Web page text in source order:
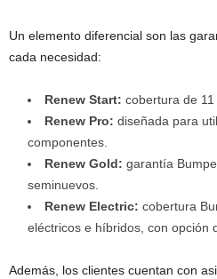
Un elemento diferencial son las
cada necesidad:
Renew Start: cobertura de
Renew Pro: diseñada para
componentes.
Renew Gold: garantía
seminuevos.
Renew Electric: cobertura
eléctricos e híbridos, con opción
Además, los clientes cuentan con